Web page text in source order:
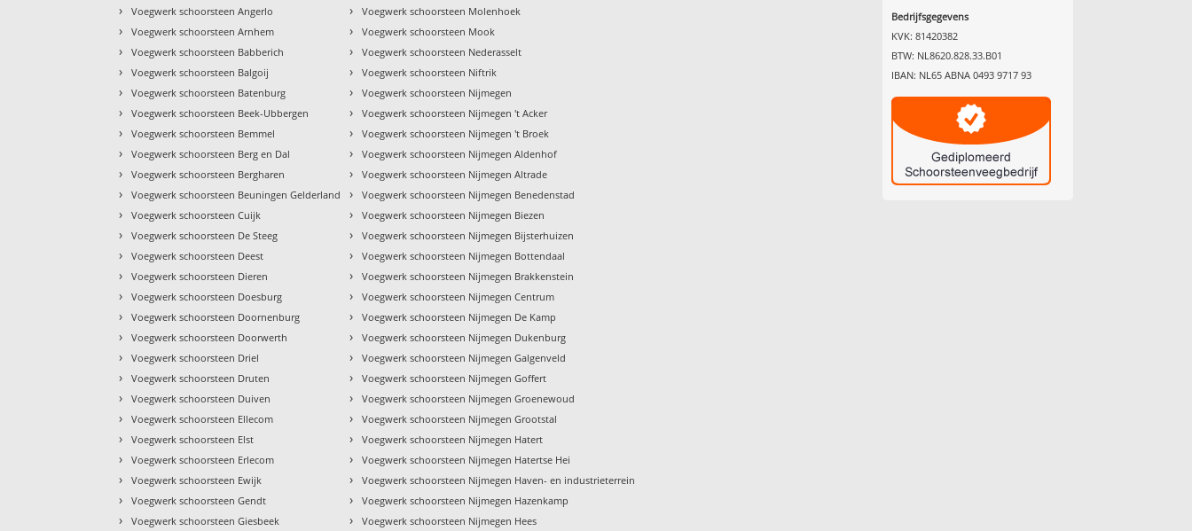
› Voegwerk schoorsteen Angerlo
› Voegwerk schoorsteen Arnhem
› Voegwerk schoorsteen Babberich
› Voegwerk schoorsteen Balgoij
› Voegwerk schoorsteen Batenburg
› Voegwerk schoorsteen Beek-Ubbergen
› Voegwerk schoorsteen Bemmel
› Voegwerk schoorsteen Berg en Dal
› Voegwerk schoorsteen Bergharen
› Voegwerk schoorsteen Beuningen Gelderland
› Voegwerk schoorsteen Cuijk
› Voegwerk schoorsteen De Steeg
› Voegwerk schoorsteen Deest
› Voegwerk schoorsteen Dieren
› Voegwerk schoorsteen Doesburg
› Voegwerk schoorsteen Doornenburg
› Voegwerk schoorsteen Doorwerth
› Voegwerk schoorsteen Driel
› Voegwerk schoorsteen Druten
› Voegwerk schoorsteen Duiven
› Voegwerk schoorsteen Ellecom
› Voegwerk schoorsteen Elst
› Voegwerk schoorsteen Erlecom
› Voegwerk schoorsteen Ewijk
› Voegwerk schoorsteen Gendt
› Voegwerk schoorsteen Giesbeek
› Voegwerk schoorsteen Molenhoek
› Voegwerk schoorsteen Mook
› Voegwerk schoorsteen Nederasselt
› Voegwerk schoorsteen Niftrik
› Voegwerk schoorsteen Nijmegen
› Voegwerk schoorsteen Nijmegen 't Acker
› Voegwerk schoorsteen Nijmegen 't Broek
› Voegwerk schoorsteen Nijmegen Aldenhof
› Voegwerk schoorsteen Nijmegen Altrade
› Voegwerk schoorsteen Nijmegen Benedenstad
› Voegwerk schoorsteen Nijmegen Biezen
› Voegwerk schoorsteen Nijmegen Bijsterhuizen
› Voegwerk schoorsteen Nijmegen Bottendaal
› Voegwerk schoorsteen Nijmegen Brakkenstein
› Voegwerk schoorsteen Nijmegen Centrum
› Voegwerk schoorsteen Nijmegen De Kamp
› Voegwerk schoorsteen Nijmegen Dukenburg
› Voegwerk schoorsteen Nijmegen Galgenveld
› Voegwerk schoorsteen Nijmegen Goffert
› Voegwerk schoorsteen Nijmegen Groenewoud
› Voegwerk schoorsteen Nijmegen Grootstal
› Voegwerk schoorsteen Nijmegen Hatert
› Voegwerk schoorsteen Nijmegen Hatertse Hei
› Voegwerk schoorsteen Nijmegen Haven- en industrieterrein
› Voegwerk schoorsteen Nijmegen Hazenkamp
› Voegwerk schoorsteen Nijmegen Hees
Bedrijfsgegevens
KVK: 81420382
BTW: NL8620.828.33.B01
IBAN: NL65 ABNA 0493 9717 93